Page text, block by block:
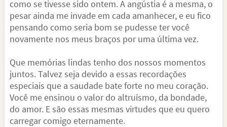
como se tivesse sido ontem. A angústia é a mesma, o
pesar ainda me invade em cada amanhecer, e eu fico
pensando como seria bom se pudesse ter você
novamente nos meus braços por uma última vez.
Que memórias lindas tenho dos nossos momentos
juntos. Talvez seja devido a essas recordações
especiais que a saudade bate forte no meu coração.
Você me ensinou o valor do altruísmo, da bondade,
do amor. E são essas mesmas virtudes que eu quero
carregar comigo eternamente.